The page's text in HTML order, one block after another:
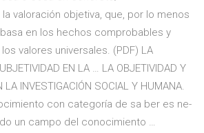
valoración objetiva, que, por lo menos
en los hechos comprobables y
valores universales. (PDF) LA
EN LA … LA OBJETIVIDAD Y
LA INVESTIGACIÓN SOCIAL Y HUMANA.
con categoría de sa ber es ne-
un campo del conocimiento …